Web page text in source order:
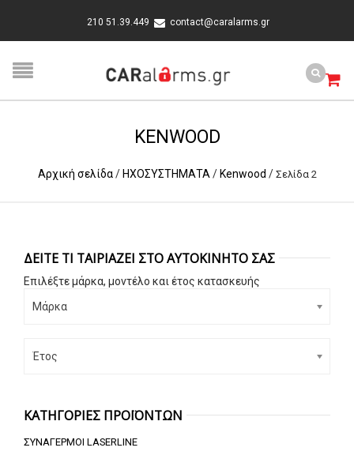
210 51.39.449 contact@caralarms.gr
KENWOOD
Αρχική σελίδα / ΗΧΟΣΥΣΤΗΜΑΤΑ / Kenwood / Σελίδα 2
ΔΕΊΤΕ ΤΙ ΤΑΙΡΙΆΖΕΙ ΣΤΟ ΑΥΤΟΚΊΝΗΤΟ ΣΑΣ
Επιλέξτε μάρκα, μοντέλο και έτος κατασκευής
Μάρκα
Έτος
ΚΑΤΗΓΟΡΙΕΣ ΠΡΟΪΟΝΤΩΝ
ΣΥΝΑΓΕΡΜΟΙ LASERLINE